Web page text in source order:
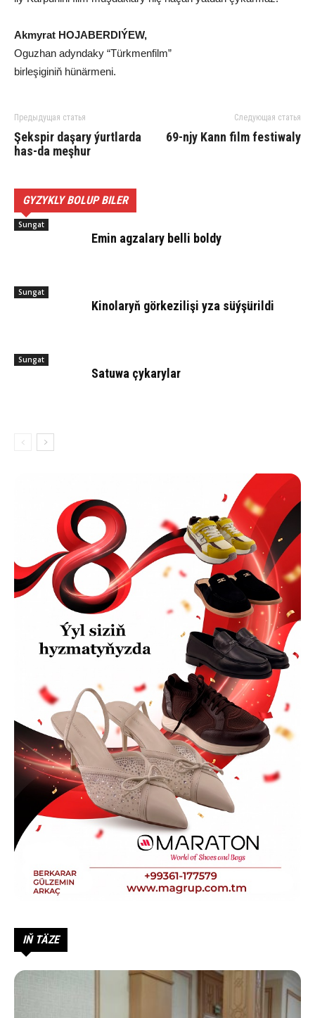
Akmyrat HOJABERDIÝEW,
Oguzhan adyndaky “Türkmenfilm”
birleşiginiň hünärmeni.
Предыдущая статья
Şekspir daşary ýurtlarda
has-da meşhur
Следующая статья
69-njy Kann film festiwaly
GYZYKLY BOLUP BILER
Sungat
Emin agzalary belli boldy
Sungat
Kinolaryň görkezilişi yza süýşürildi
Sungat
Satuwa çykarylar
IŇ TÄZE